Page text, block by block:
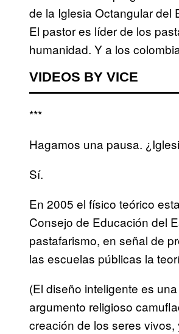
de la Iglesia Octangular del
El pastor es líder de los
humanidad. Y a los
VIDEOS BY VICE
***
Hagamos una pausa.
Sí.
En 2005 el físico teórico
Consejo de Educación del
pastafarismo, en señal de
las escuelas públicas la
(El diseño inteligente es
argumento religioso
creación de los seres